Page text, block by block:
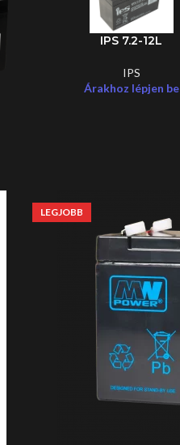
IPS 7.2-12L
IPS
Árakhoz lépjen be
LEGJOBB